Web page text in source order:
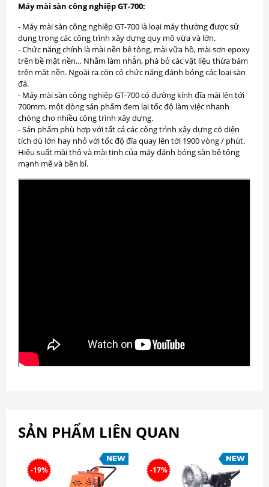
Máy mài sàn công nghiệp GT-700:
- Máy mài sàn công nghiệp GT-700 là loại máy thường được sử
dụng trong các công trình xây dựng quy mô vừa và lớn.
- Chức năng chính là mài nền bê tông, mài vữa hồ, mài sơn epoxy
trên bề mặt nền… Nhằm làm nhẵn, phá bỏ các vật liệu thừa bám
trên mặt nền. Ngoài ra còn có chức năng đánh bóng các loại sàn
đá.
- Máy mài sàn công nghiệp GT-700 có đường kính đĩa mài lên tới
700mm, một dòng sản phẩm đem lại tốc độ làm việc nhanh
chóng cho nhiều công trình xây dựng.
- Sản phẩm phù hợp với tất cả các công trình xây dựng có diện
tích dù lớn hay nhỏ với tốc độ đĩa quay lên tới 1900 vòng / phút.
Hiệu suất mài thô và mài tinh của máy đánh bóng sàn bê tông
mạnh mẽ và bền bỉ.
SẢN PHẨM LIÊN QUAN
-19% -17%